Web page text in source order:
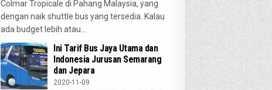
Colmar Tropicale di Pahang Malaysia, yang
dengan naik shuttle bus yang tersedia. Kalau
ada budget lebih atau...
Ini Tarif Bus Jaya Utama dan
Indonesia Jurusan Semarang
dan Jepara
2020-11-09